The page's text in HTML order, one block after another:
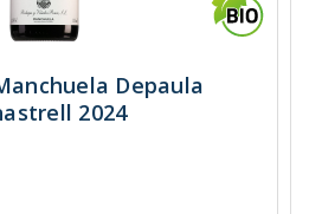
Depaula
2024